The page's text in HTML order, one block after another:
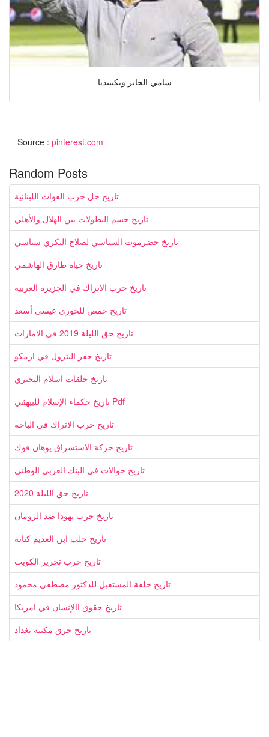
سامي الجابر ويكيبيديا
Source : pinterest.com
Random Posts
تاريخ حل حزب القوات اللبنانية
تاريخ حسم البطولات بين الهلال والأهلي
تاريخ حضرموت السياسي لصلاح البكري سياسي
تاريخ حياة طارق الهاشمي
تاريخ حرب الاتراك في الجزيرة العربية
تاريخ حمص للخوري عيسى أسعد
تاريخ حق الليلة 2019 في الامارات
تاريخ حفر البترول في ارمكو
تاريخ حلقات اسلام البحيري
تاريخ حكماء الإسلام للبيهقي Pdf
تاريخ حرب الاتراك في الباحه
تاريخ حركة الاستشراق يوهان فوك
تاريخ حوالات في البنك العربي الوطني
تاريخ حق الليلة 2020
تاريخ حرب يهودا ضد الرومان
تاريخ حلب ابن العديم كنانة
تاريخ حرب تحرير الكويت
تاريخ حلقة المستقبل للدكتور مصطفى محمود
تاريخ حقوق االإنسان في امريكا
تاريخ حرق مكتبة بغداد